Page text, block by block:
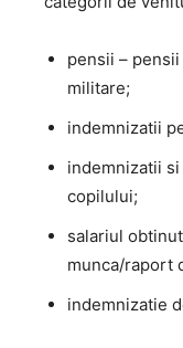
pensii –
militare;
indemnizatii
indemnizatii
copilului;
salariul
munca/raport
indemnizatie